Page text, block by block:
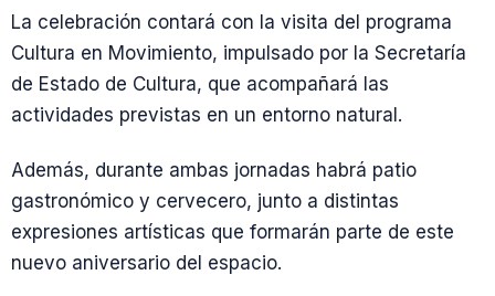
La celebración contará con la visita del programa
Cultura en Movimiento, impulsado por la Secretaría
de Estado de Cultura, que acompañará las
actividades previstas en un entorno natural.
Además, durante ambas jornadas habrá patio
gastronómico y cervecero, junto a distintas
expresiones artísticas que formarán parte de este
nuevo aniversario del espacio.